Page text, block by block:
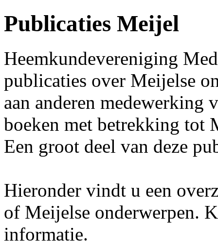
Publicaties Meijel
Heemkundevereniging
publicaties over Meijelse
aan anderen medewerking
boeken met betrekking tot
Een groot deel van deze
Hieronder vindt u een
of Meijelse onderwerpen.
informatie.